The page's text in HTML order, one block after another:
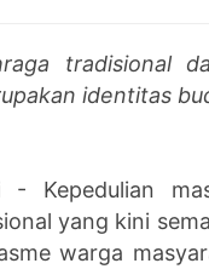
tradisional
identitas
- Kepedulian
yang kini
warga